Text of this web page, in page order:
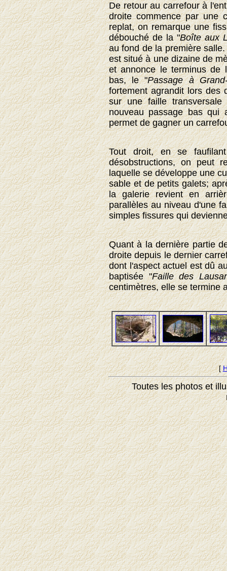
De retour au carrefour à
droite commence par une
replat, on remarque une
débouché de la "Boîte aux
au fond de la première
est situé à une dizaine de
et annonce le terminus de
bas, le "Passage à
fortement agrandit lors des
sur une faille
nouveau passage bas qui
permet de gagner un
Tout droit, en se
désobstructions, on peut
laquelle se développe une
sable et de petits galets;
la galerie revient en
parallèles au niveau d'une
simples fissures qui
Quant à la dernière partie
droite depuis le dernier
dont l'aspect actuel est dû
baptisée "Faille des
centimètres, elle se termine
[
Toutes les photos et